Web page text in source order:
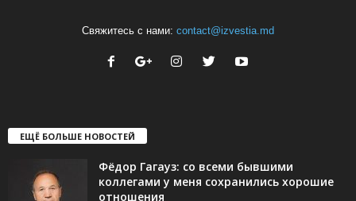
Свяжитесь с нами: contact@izvestia.md
ЕЩЁ БОЛЬШЕ НОВОСТЕЙ
Фёдор Гагауз: со всеми бывшими
коллегами у меня сохранились хорошие
отношения